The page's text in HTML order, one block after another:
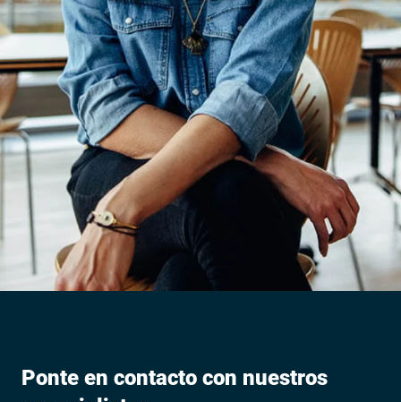
Ponte en contacto con nuestros